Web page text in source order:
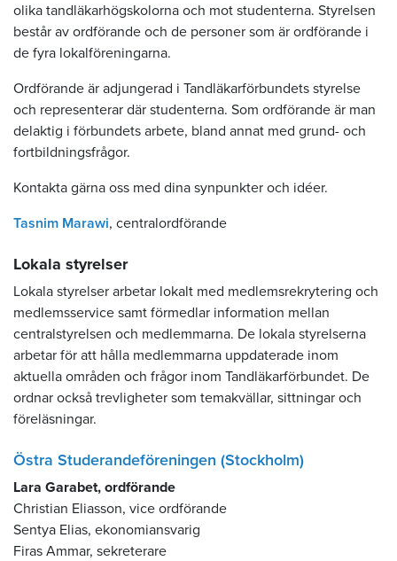
olika tandläkarhögskolorna och mot studenterna. Styrelsen
består av ordförande och de personer som är ordförande i
de fyra lokalföreningarna.
Ordförande är adjungerad i Tandläkarförbundets styrelse
och representerar där studenterna. Som ordförande är man
delaktig i förbundets arbete, bland annat med grund- och
fortbildningsfrågor.
Kontakta gärna oss med dina synpunkter och idéer.
Tasnim Marawi, centralordförande
Lokala styrelser
Lokala styrelser arbetar lokalt med medlemsrekrytering och
medlemsservice samt förmedlar information mellan
centralstyrelsen och medlemmarna. De lokala styrelserna
arbetar för att hålla medlemmarna uppdaterade inom
aktuella områden och frågor inom Tandläkarförbundet. De
ordnar också trevligheter som temakvällar, sittningar och
föreläsningar.
Östra Studerandeföreningen (Stockholm)
Lara Garabet, ordförande
Christian Eliasson, vice ordförande
Sentya Elias, ekonomiansvarig
Firas Ammar, sekreterare